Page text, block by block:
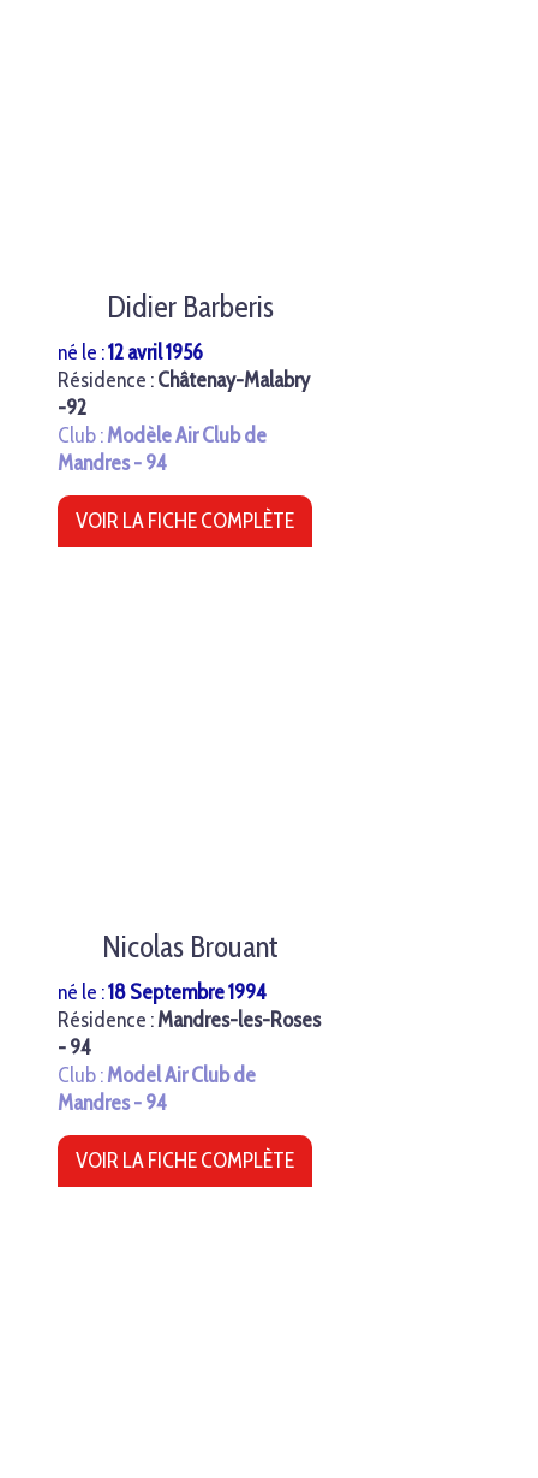
Didier Barberis
né le :12 avril 1956
Résidence :Châtenay-Malabry
-92
Club :Modèle Air Club de
Mandres - 94
VOIR LA FICHE COMPLÈTE
Nicolas Brouant
né le :18 Septembre 1994
Résidence :Mandres-les-Roses
- 94
Club :Model Air Club de
Mandres - 94
VOIR LA FICHE COMPLÈTE